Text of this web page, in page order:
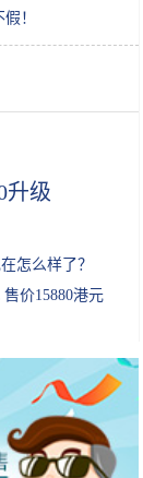
！
升级
怎么样了？
价15880港元